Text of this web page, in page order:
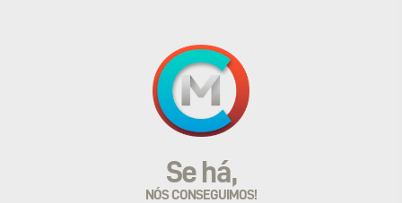
Se há,
NÓS CONSEGUIMOS!